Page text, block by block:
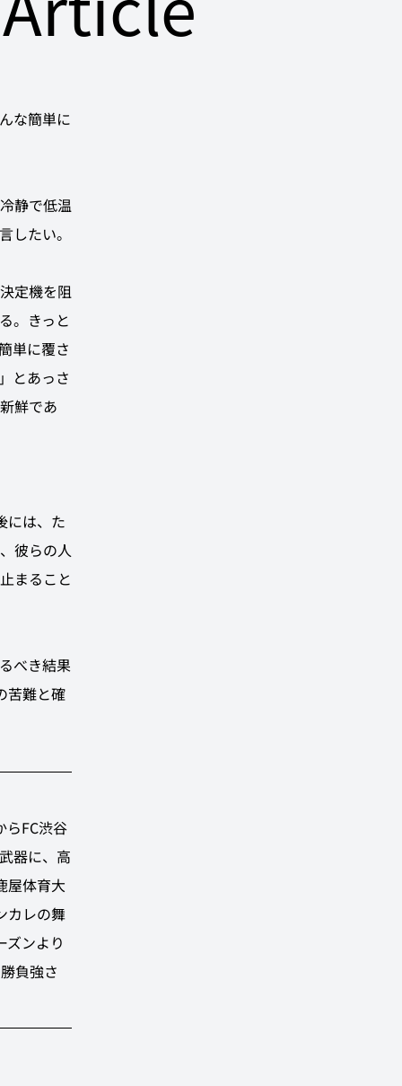
な簡単に
静で低温
したい。
定機を阻
。きっと
単に覆さ
とあっさ
鮮であ
には、た
彼らの人
まること
べき結果
苦難と確
らFC渋谷
器に、高
屋体育大
カレの舞
ズンより
負強さ